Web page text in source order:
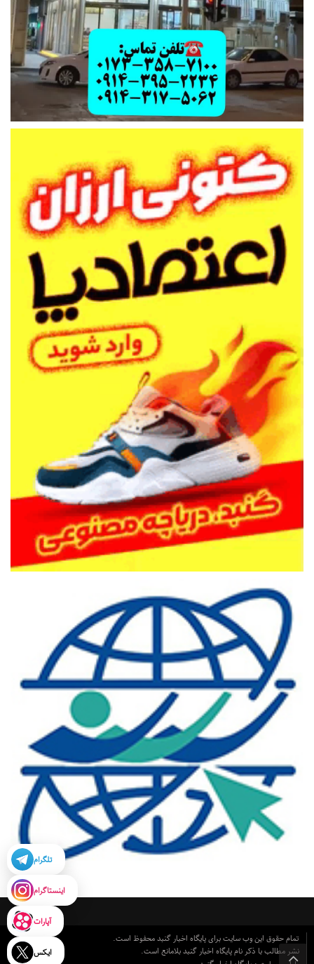
تمام حقوق این وب سایت برای پایگاه اخبار گنبد محفوظ است.
نشر مطالب با ذکر نام پایگاه اخبار گنبد بلامانع است.
تلگرام
اینستاگرام
آپارات
ایکس